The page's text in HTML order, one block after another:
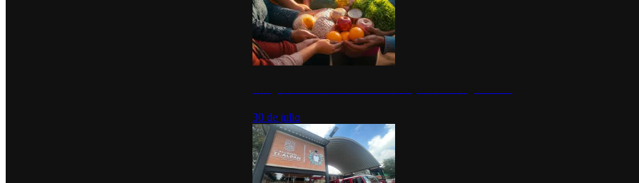
30 de julio